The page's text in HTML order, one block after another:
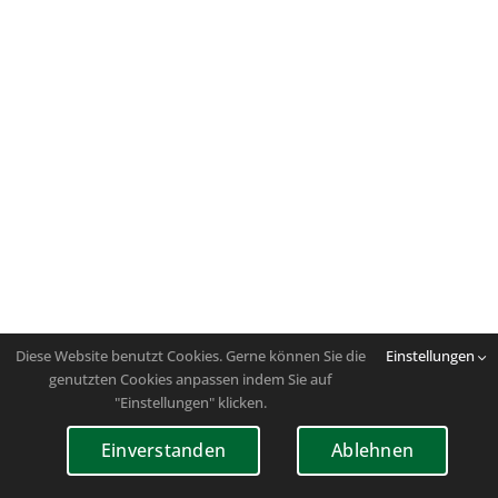
Diese Website benutzt Cookies. Gerne können Sie die
genutzten Cookies anpassen indem Sie auf
"Einstellungen" klicken.
Einstellungen
Einverstanden Ablehnen